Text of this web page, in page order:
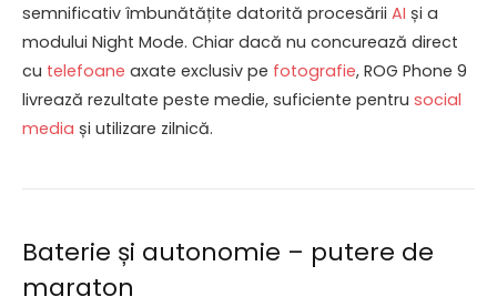
semnificativ îmbunătățite datorită procesării AI și a
modului Night Mode. Chiar dacă nu concurează direct
cu telefoane axate exclusiv pe fotografie, ROG Phone 9
livrează rezultate peste medie, suficiente pentru social
media și utilizare zilnică.
Baterie și autonomie – putere de
maraton